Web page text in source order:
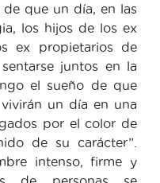
que un día, en las
los hijos de los ex
ex propietarios de
juntos en la
el sueño de que
un día en una
por el color de
de su carácter”.
intenso, firme y